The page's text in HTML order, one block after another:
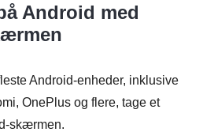
Android med
Android-enheder, inklusive
OnePlus og flere, tage et
skærmen.